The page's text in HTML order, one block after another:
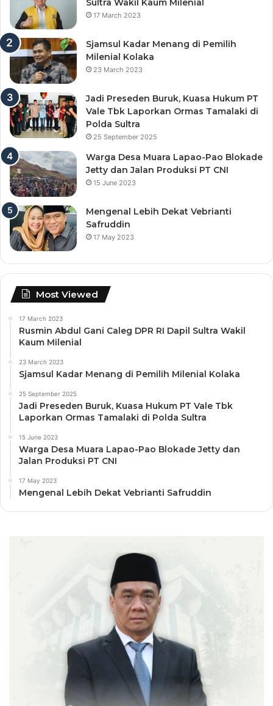
Sultra Wakil Kaum Milenial
17 March 2023
Sjamsul Kadar Menang di Pemilih
Milenial Kolaka
23 March 2023
Jadi Preseden Buruk, Kuasa Hukum PT
Vale Tbk Laporkan Ormas Tamalaki di
Polda Sultra
25 September 2025
Warga Desa Muara Lapao-Pao Blokade
Jetty dan Jalan Produksi PT CNI
15 June 2023
Mengenal Lebih Dekat Vebrianti
Safruddin
17 May 2023
Most Viewed
17 March 2023
Rusmin Abdul Gani Caleg DPR RI Dapil Sultra Wakil
Kaum Milenial
23 March 2023
Sjamsul Kadar Menang di Pemilih Milenial Kolaka
25 September 2025
Jadi Preseden Buruk, Kuasa Hukum PT Vale Tbk
Laporkan Ormas Tamalaki di Polda Sultra
15 June 2023
Warga Desa Muara Lapao-Pao Blokade Jetty dan
Jalan Produksi PT CNI
17 May 2023
Mengenal Lebih Dekat Vebrianti Safruddin